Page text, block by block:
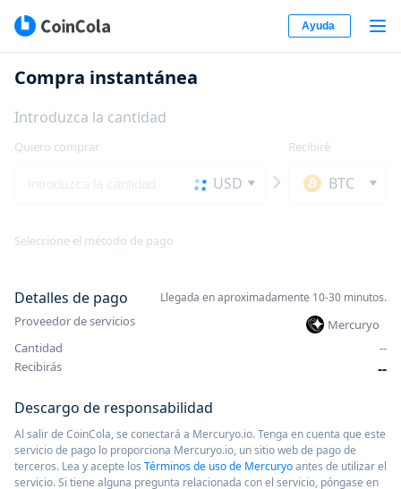
Ayuda
Compra instantánea
Introduzca la cantidad
Quiero comprar
USD
Recibiré
BTC
Seleccione el método de pago
Detalles de pago Llegada en aproximadamente 10-30 minutos.
Proveedor de servicios
Mercuryo
Cantidad
--
Recibirás
--
Descargo de responsabilidad
Al salir de CoinCola, se conectará a Mercuryo.io. Tenga en cuenta que este
servicio de pago lo proporciona Mercuryo.io, un sitio web de pago de
terceros. Lea y acepte los Términos de uso de Mercuryoantes de utilizar el
servicio. Si tiene alguna pregunta relacionada con el servicio, póngase en